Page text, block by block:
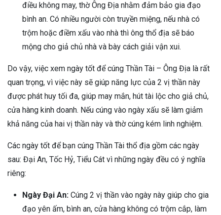
điều không may, thờ Ông Địa nhằm đảm bảo gia đạo
bình an. Có nhiều người còn truyền miệng, nếu nhà có
trộm hoặc điềm xấu vào nhà thì ông thổ địa sẽ báo
mộng cho giả chủ nhà và bày cách giải vận xui.
Do vậy, việc xem ngày tốt để cúng Thần Tài – Ông Địa là rất
quan trọng, vì việc này sẽ giúp năng lực của 2 vị thần này
được phát huy tối đa, giúp may mắn, hút tài lộc cho giả chủ,
cửa hàng kinh doanh. Nếu cúng vào ngày xấu sẽ làm giảm
khả năng của hai vị thần này và thờ cúng kém linh nghiệm.
Các ngày tốt để bạn cúng Thần Tài thổ địa gồm các ngày
sau: Đại An, Tốc Hỷ, Tiểu Cát vì những ngày đều có ý nghĩa
riêng:
Ngày Đại An: Cúng 2 vị thần vào ngày này giúp cho gia
đạo yên ấm, bình an, cửa hàng không có trộm cắp, làm